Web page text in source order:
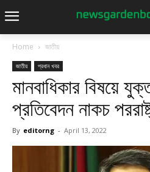
Home জাতীয়
জাতীয় প্রধান খবর
মানবাধিকার বিষয়ে
প্রতিবেদন নাকচ
By editorng - April 13, 2022